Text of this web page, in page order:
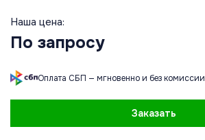
Наша цена:
По запросу
Оплата СБП — мгновенно и без комиссии
Заказать